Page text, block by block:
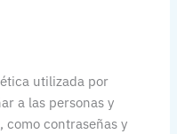
utilizada por
a las personas y
contraseñas y